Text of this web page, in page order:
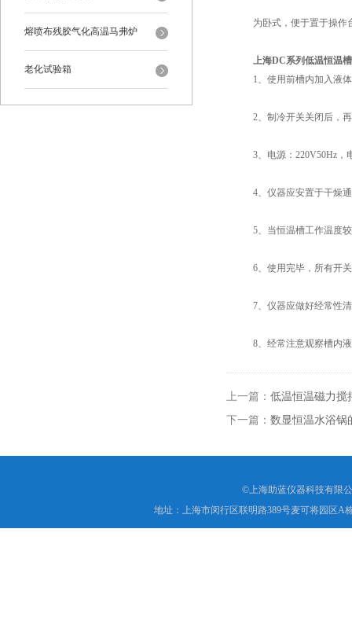
熔喷布残胶气化高温马弗炉
老化试验箱
为卧式，便于置于操作
上海DC系列低温恒温槽
1、使用前槽内加入液体
2、制冷开关关闭后，再
3、电源：220V50Hz，
4、仪器应安置于干燥通
5、当恒温槽工作温度较
6、使用完毕，所有开关
7、仪器应做好经常性清
8、经常注意观察槽内液
上一篇： 低温恒温磁力搅
下一篇： 数显恒温水浴锅
©上海助蓝仪器科技有限
地址：上海市闵行区联明路389号麦可将园区A